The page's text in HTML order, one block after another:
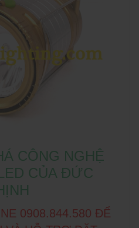
CÔNG NGHỆ
CỦA ĐỨC
0908.844.580 ĐỂ